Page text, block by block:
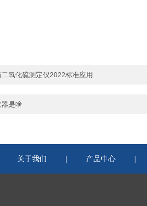
氧化硫测定仪2022标准应用
是啥
关于我们 | 产品中心 |